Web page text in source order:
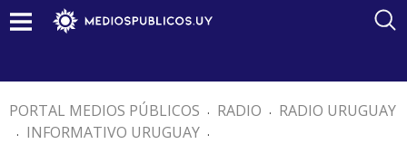
PORTAL MEDIOS PÚBLICOS . RADIO . RADIO URUGUAY
. INFORMATIVO URUGUAY .